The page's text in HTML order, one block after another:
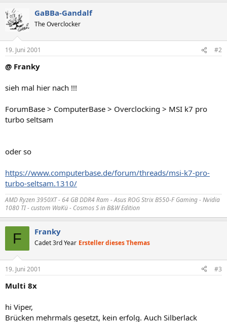
GaBBa-Gandalf
The Overclocker
19. Juni 2001 #2
@ Franky
sieh mal hier nach !!!
ForumBase > ComputerBase > Overclocking > MSI k7 pro
turbo seltsam
oder so
https://www.computerbase.de/forum/threads/msi-k7-pro-
turbo-seltsam.1310/
AMD Ryzen 3950XT - 64 GB DDR4 Ram - Asus ROG Strix B550-F Gaming - Nvidia
1080 TI - custom WaKü - Cosmos S in B&W Edition
F Franky
Cadet 3rd Year Ersteller dieses Themas
19. Juni 2001 #3
Multi 8x
hi Viper,
Brücken mehrmals gesetzt, kein erfolg. Auch Silberlack